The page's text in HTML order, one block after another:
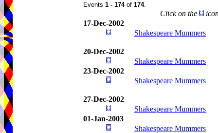
Events 1 - 174of 174.
Click on the
17-Dec-2002
Shakespeare Mummers
20-Dec-2002
Shakespeare Mummers
23-Dec-2002
Shakespeare Mummers
27-Dec-2002
Shakespeare Mummers
01-Jan-2003
Shakespeare Mummers